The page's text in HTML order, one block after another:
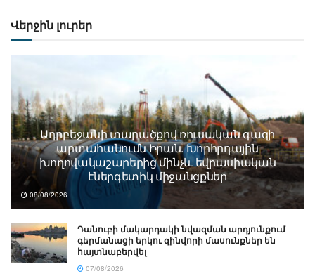
Վերջին լուրեր
Ադրբեջանի տարածքով ռուսական գազի
արտահանումն Իրան. Խորհրդային
խողովակաշարերից մինչև եվրասիական
էներգետիկ միջանցքներ
08/08/2026
Դանուբի մակարդակի նվազման արդյունքում
գերմանացի երկու զինվորի մասունքներ են
հայտնաբերվել
07/08/2026